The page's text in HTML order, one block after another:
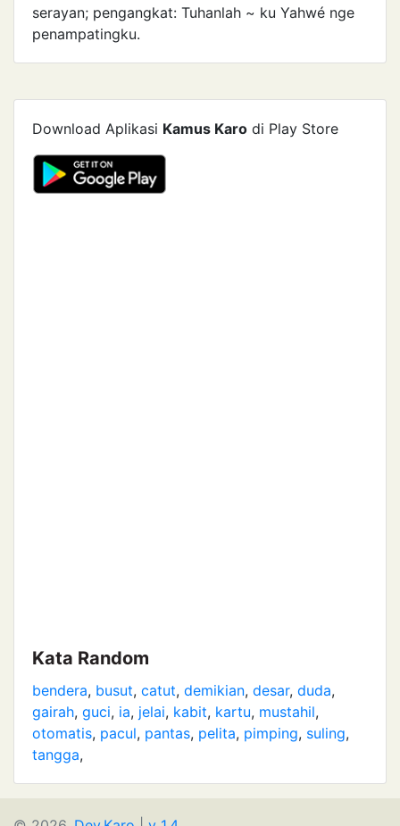
serayan; pengangkat: Tuhanlah ~ ku Yahwé nge
penampatingku.
Download Aplikasi Kamus Karo di Play Store
Kata Random
bendera, busut, catut, demikian, desar, duda,
gairah, guci, ia, jelai, kabit, kartu, mustahil,
otomatis, pacul, pantas, pelita, pimping, suling,
tangga,